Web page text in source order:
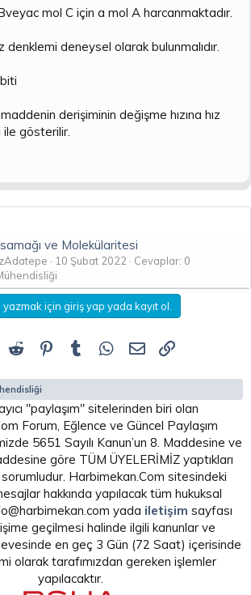
mol C için a mol A harcanmaktadır.
denklemi deneysel olarak bulunmalıdır.
derişiminin değişme hızına hız
gösterilir.
ve Molekülaritesi
10 Şubat 2022
Cevaplar: 0
yazmak için giriş yap yada kayıt ol.
Twitter Reddit Pinterest
Tumblr WhatsApp
E-posta
"paylaşım" sitelerinden biri olan
Forum, Eğlence ve Güncel Paylaşım
5651 Sayılı Kanun’un 8. Maddesine ve
göre TÜM ÜYELERİMİZ yaptıkları
Harbimekan.Com sitesindeki
hakkında yapılacak tüm hukuksal
yada iletişim sayfası
geçilmesi halinde ilgili kanunlar ve
en geç 3 Gün (72 Saat) içerisinde
olarak tarafımızdan gereken işlemler
yapılacaktır.